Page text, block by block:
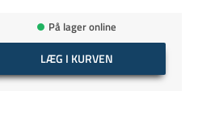
På lager online
LÆG I KURVEN